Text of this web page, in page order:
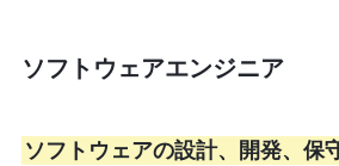
ソフトウェアエンジニア
ソフトウェアの設計、開発、保